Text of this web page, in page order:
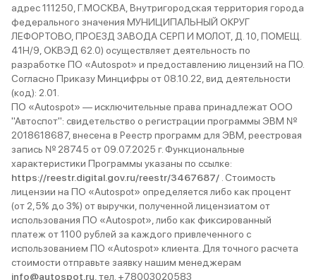
адрес 111250, Г.МОСКВА, Внутригородская территория города
федерального значения МУНИЦИПАЛЬНЫЙ ОКРУГ
ЛЕФОРТОВО, ПРОЕЗД ЗАВОДА СЕРП И МОЛОТ, Д. 10, ПОМЕЩ.
41Н/9, ОКВЭД 62.0) осуществляет деятельность по
разработке ПО «Autospot» и предоставлению лицензий на ПО.
Согласно Приказу Минцифры от 08.10.22, вид деятельности
(код): 2.01.
ПО «Autospot» — исключительные права принадлежат ООО
"Автоспот": свидетельство о регистрации программы ЭВМ №
2018618687, внесена в Реестр программ для ЭВМ, реестровая
запись № 28745 от 09.07.2025 г. Функциональные
характеристики Программы указаны по ссылке:
https://reestr.digital.gov.ru/reestr/3467687/ . Стоимость
лицензии на ПО «Autospot» определяется либо как процент
(от 2,5% до 3%) от выручки, полученной лицензиатом от
использования ПО «Autospot», либо как фиксированный
платеж от 1100 рублей за каждого привлеченного с
использованием ПО «Autospot» клиента. Для точного расчета
стоимости отправьте заявку нашим менеджерам
info@autospot.ru , тел. +78003020583